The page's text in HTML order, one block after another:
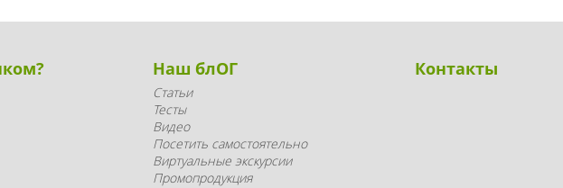
Наш блОГ
Статьи
Тесты
Видео
Посетить самостоятельно
Виртуальные экскурсии
Промопродукция
Контакты